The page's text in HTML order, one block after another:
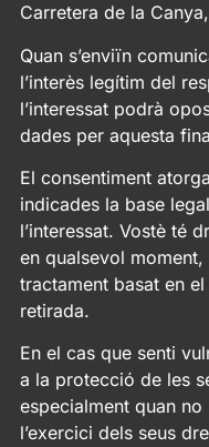
Carretera de la
Quan s’enviïn
l’interès legítim del
l’interessat podrà
dades per aquesta
El consentiment
indicades la base
l’interessat. Vostè té
en qualsevol
tractament basat en
retirada.
En el cas que senti
a la protecció de les
especialment quan
l’exercici dels seus